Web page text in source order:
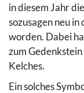
in diesem Jahr
sozusagen neu
worden. Dabei
zum
Kelches.
Ein solches